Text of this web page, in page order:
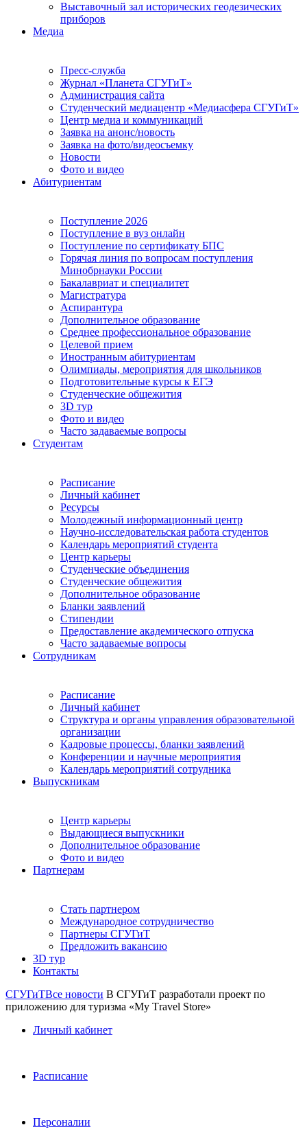
Выставочный зал исторических геодезических
приборов
Медиа
Пресс-служба
Журнал «Планета СГУГиТ»
Администрация сайта
Студенческий медиацентр «Медиасфера СГУГиТ»
Центр медиа и коммуникаций
Заявка на анонс/новость
Заявка на фото/видеосъемку
Новости
Фото и видео
Абитуриентам
Поступление 2026
Поступление в вуз онлайн
Поступление по сертификату БПС
Горячая линия по вопросам поступления
Минобрнауки России
Бакалавриат и специалитет
Магистратура
Аспирантура
Дополнительное образование
Среднее профессиональное образование
Целевой прием
Иностранным абитуриентам
Олимпиады, мероприятия для школьников
Подготовительные курсы к ЕГЭ
Студенческие общежития
3D тур
Фото и видео
Часто задаваемые вопросы
Студентам
Расписание
Личный кабинет
Ресурсы
Молодежный информационный центр
Научно-исследовательская работа студентов
Календарь мероприятий студента
Центр карьеры
Студенческие объединения
Студенческие общежития
Дополнительное образование
Бланки заявлений
Стипендии
Предоставление академического отпуска
Часто задаваемые вопросы
Сотрудникам
Расписание
Личный кабинет
Структура и органы управления образовательной
организации
Кадровые процессы, бланки заявлений
Конференции и научные мероприятия
Календарь мероприятий сотрудника
Выпускникам
Центр карьеры
Выдающиеся выпускники
Дополнительное образование
Фото и видео
Партнерам
Стать партнером
Международное сотрудничество
Партнеры СГУГиТ
Предложить вакансию
3D тур
Контакты
СГУГиТВсе новости В СГУГиТ разработали проект по
приложению для туризма «My Тravel Store»
Личный кабинет
Расписание
Персоналии